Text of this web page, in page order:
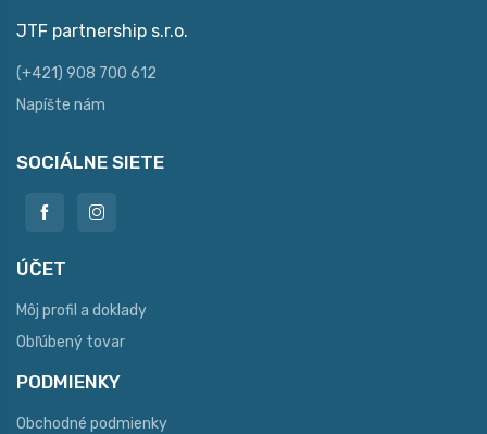
JTF partnership s.r.o.
(+421) 908 700 612
Napíšte nám
SOCIÁLNE SIETE
ÚČET
Môj profil a doklady
Obľúbený tovar
PODMIENKY
Obchodné podmienky